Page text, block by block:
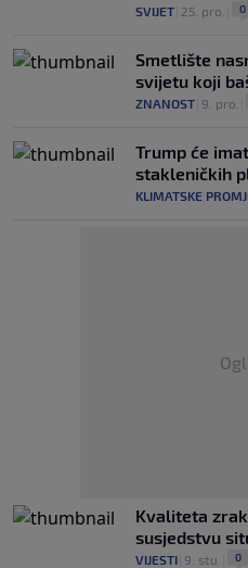
SVIJET 25. pro. 0
Smetlište
svijetu koji
ZNANOST 9. pro.
Trump će
stakleničkih
KLIMATSKE
Kvaliteta
susjedstvu
VIJESTI 9. stu. 0